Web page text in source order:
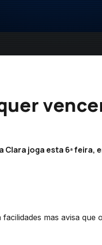
Clara joga esta 6ª feira,
mas avisa